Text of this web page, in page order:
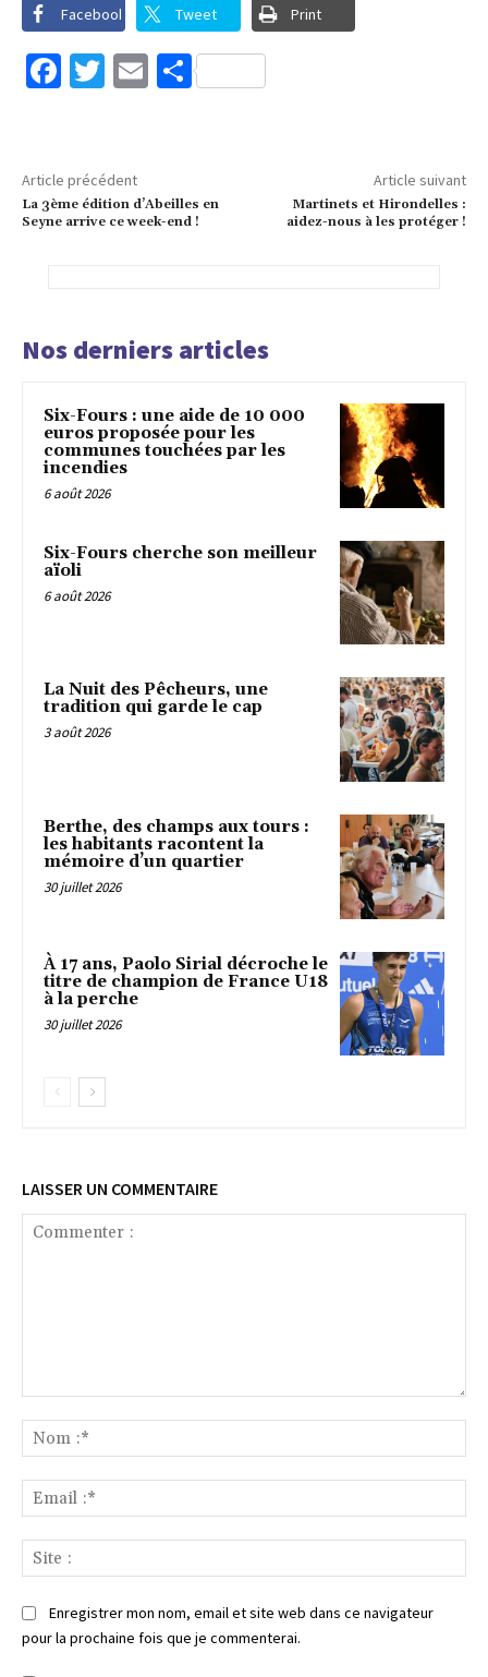
Facebook Tweet Print
Facebook
Twitter
EmailPartager
Article précédent
La 3ème édition d’Abeilles en
Seyne arrive ce week-end !
Article suivant
Martinets et Hirondelles :
aidez-nous à les protéger !
Nos derniers articles
Six-Fours : une aide de 10 000
euros proposée pour les
communes touchées par les
incendies
6 août 2026
Six-Fours cherche son meilleur
aïoli
6 août 2026
La Nuit des Pêcheurs, une
tradition qui garde le cap
3 août 2026
Berthe, des champs aux tours :
les habitants racontent la
mémoire d’un quartier
30 juillet 2026
À 17 ans, Paolo Sirial décroche le
titre de champion de France U18
à la perche
30 juillet 2026
LAISSER UN COMMENTAIRE
:*
:*
:
Enregistrer mon nom, email et site web dans ce navigateur
pour la prochaine fois que je commenterai.